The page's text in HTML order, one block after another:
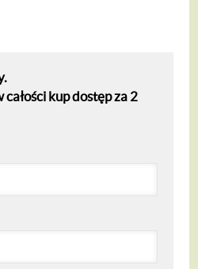
kup dostęp za 2